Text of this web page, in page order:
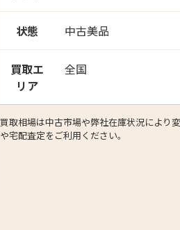
状態 中古美品
買取エ
リア
全国
買取相場は中古市場や弊社在庫状況により
や宅配査定をご利用ください。